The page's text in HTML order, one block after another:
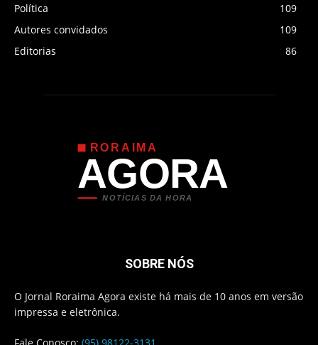
Política
109
Autores convidados
109
Editorias
86
RORAIMA
AGORA
NOTÍCIAS DA HORA
SOBRE NÓS
O Jornal Roraima Agora existe há mais de 10 anos em versão
impressa e eletrônica.
Fale Conosco: (95) 98122-3131